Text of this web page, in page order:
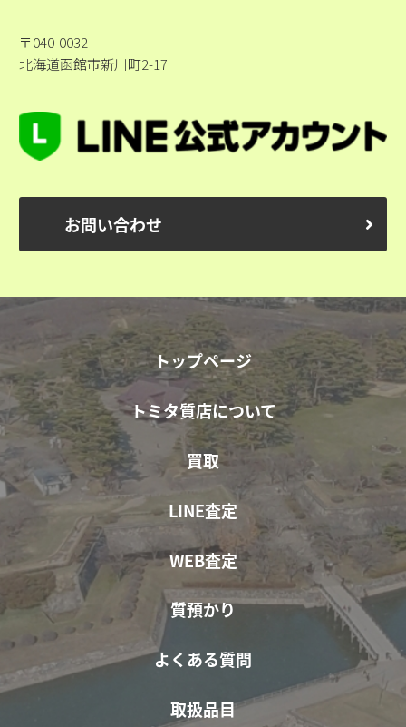
〒040-0032
北海道函館市新川町2-17
お問い合わせ
トップページ
トミタ質店について
買取
LINE査定
WEB査定
質預かり
よくある質問
取扱品目